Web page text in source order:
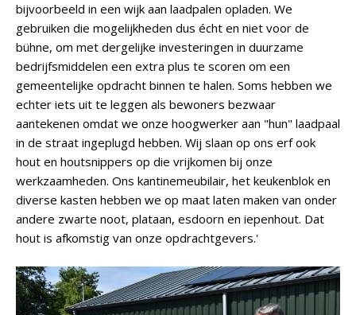
bijvoorbeeld in een wijk aan laadpalen opladen. We
gebruiken die mogelijkheden dus écht en niet voor de
bühne, om met dergelijke investeringen in duurzame
bedrijfsmiddelen een extra plus te scoren om een
gemeentelijke opdracht binnen te halen. Soms hebben we
echter iets uit te leggen als bewoners bezwaar
aantekenen omdat we onze hoogwerker aan "hun" laadpaal
in de straat ingeplugd hebben. Wij slaan op ons erf ook
hout en houtsnippers op die vrijkomen bij onze
werkzaamheden. Ons kantinemeubilair, het keukenblok en
diverse kasten hebben we op maat laten maken van onder
andere zwarte noot, plataan, esdoorn en iepenhout. Dat
hout is afkomstig van onze opdrachtgevers.'